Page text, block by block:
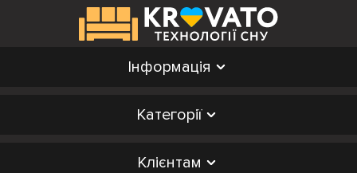
Інформація
Категорії
Клієнтам